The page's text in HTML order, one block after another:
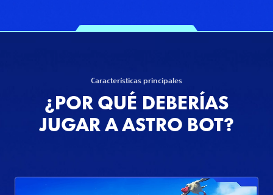
Características principales
¿POR QUÉ DEBERÍAS
JUGAR A ASTRO BOT?